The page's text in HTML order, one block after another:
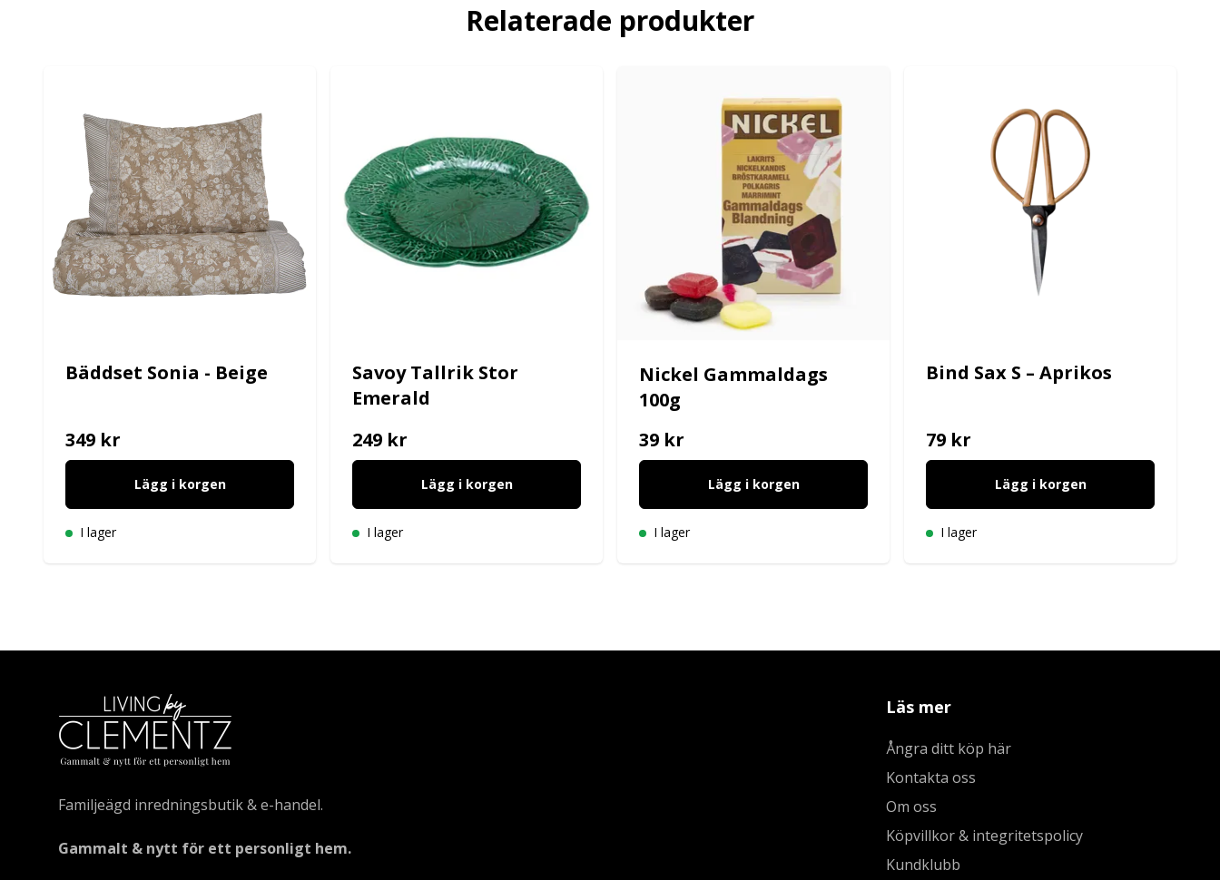
Relaterade produkter
Bäddset Sonia - Beige
349 kr
Lägg i korgen
I lager
Savoy Tallrik Stor
Emerald
249 kr
Lägg i korgen
I lager
Nickel Gammaldags
100g
39 kr
Lägg i korgen
I lager
Bind Sax S – Aprikos
79 kr
Lägg i korgen
I lager
Familjeägd inredningsbutik & e-handel.
Gammalt & nytt för ett personligt hem.
Läs mer
Ångra ditt köp här
Kontakta oss
Om oss
Köpvillkor & integritetspolicy
Kundklubb